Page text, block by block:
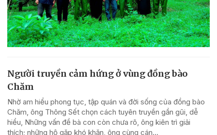
Người truyền cảm hứng ở vùng đồng bào
Chăm
Nhờ am hiểu phong tục, tập quán và đời sống của đồng bào
Chăm, ông Thông Sết chọn cách tuyên truyền gần gũi, dễ
hiểu, Những vấn đề bà con còn chưa rõ, ông kiên trì giải
thích; những hộ gặp khó khăn, ông cùng cán...